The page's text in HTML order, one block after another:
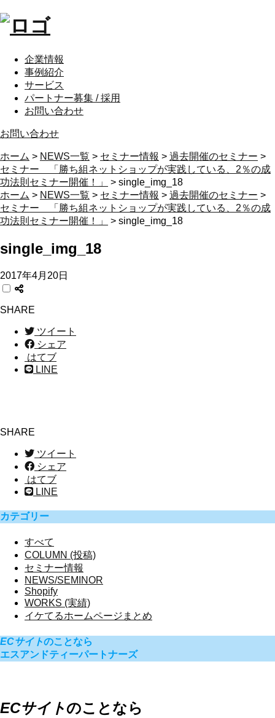
企業情報
事例紹介
サービス
パートナー募集 / 採用
お問い合わせ
お問い合わせ
ホーム > NEWS一覧 > セミナー情報 > 過去開催のセミナー >
セミナー 「勝ち組ネットショップが実践している、2％の成
功法則セミナー開催！」
> single_img_18
ホーム > NEWS一覧 > セミナー情報 > 過去開催のセミナー >
セミナー 「勝ち組ネットショップが実践している、2％の成
功法則セミナー開催！」
> single_img_18
single_img_18
2017年4月20日
SHARE
ツイート
シェア
はてブ
LINE
SHARE
ツイート
シェア
はてブ
LINE
カテゴリー
すべて
COLUMN (投稿)
セミナー情報
NEWS/SEMINOR
Shopify
WORKS (実績)
イケてるホームページまとめ
ECサイトのことなら
エスアンドティーパートナーズ
ECサイトのことなら